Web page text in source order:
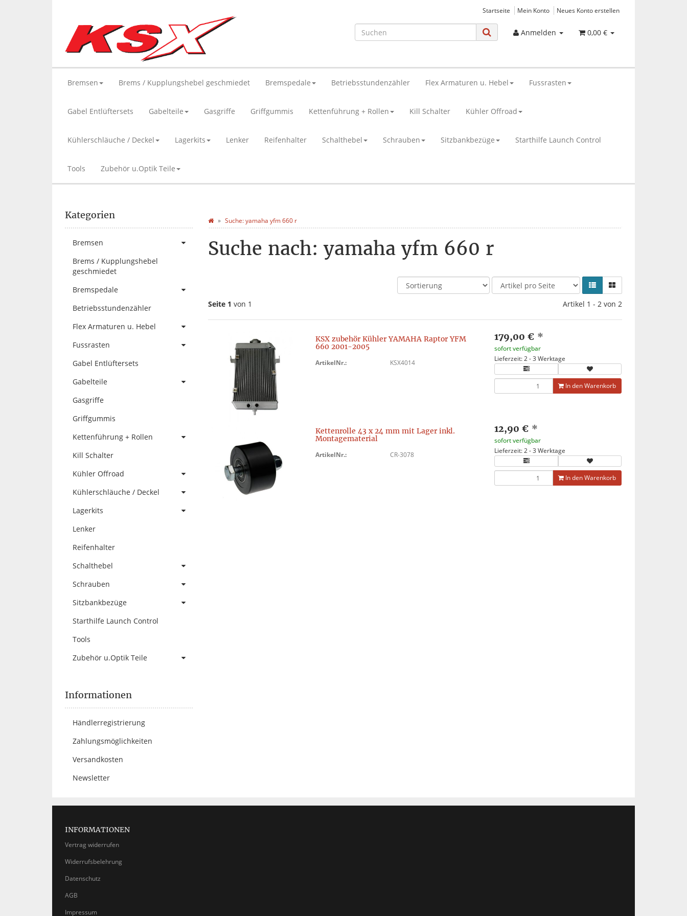
Startseite Mein Konto Neues Konto erstellen
Anmelden 0,00 €
Bremsen Brems / Kupplungshebel geschmiedet Bremspedale Betriebsstundenzähler Flex Armaturen u. Hebel Fussrasten
Gabel Entlüftersets Gabelteile Gasgriffe Griffgummis Kettenführung + Rollen Kill Schalter Kühler Offroad
Kühlerschläuche / Deckel Lagerkits Lenker Reifenhalter Schalthebel Schrauben Sitzbankbezüge Starthilfe Launch Control
Tools Zubehör u.Optik Teile
Suche: yamaha yfm 660 r
Suche nach: yamaha yfm 660 r
Seite 1 von 1 Artikel 1 - 2 von 2
KSX zubehör Kühler YAMAHA Raptor YFM
660 2001-2005
ArtikelNr.: KSX4014
179,00 € *
sofort verfügbar
Lieferzeit: 2 - 3 Werktage
In den Warenkorb
Kettenrolle 43 x 24 mm mit Lager inkl.
Montagematerial
ArtikelNr.: CR-3078
12,90 € *
sofort verfügbar
Lieferzeit: 2 - 3 Werktage
In den Warenkorb
Kategorien
Bremsen
Brems / Kupplungshebel
geschmiedet
Bremspedale
Betriebsstundenzähler
Flex Armaturen u. Hebel
Fussrasten
Gabel Entlüftersets
Gabelteile
Gasgriffe
Griffgummis
Kettenführung + Rollen
Kill Schalter
Kühler Offroad
Kühlerschläuche / Deckel
Lagerkits
Lenker
Reifenhalter
Schalthebel
Schrauben
Sitzbankbezüge
Starthilfe Launch Control
Tools
Zubehör u.Optik Teile
Informationen
Händlerregistrierung
Zahlungsmöglichkeiten
Versandkosten
Newsletter
INFORMATIONEN
Vertrag widerrufen
Widerrufsbelehrung
Datenschutz
AGB
Impressum